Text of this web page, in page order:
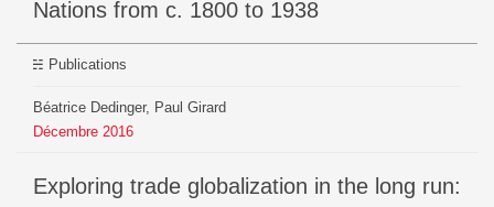
Nations from c. 1800 to 1938
Publications
Béatrice Dedinger, Paul Girard
Décembre 2016
Exploring trade globalization in the long run: